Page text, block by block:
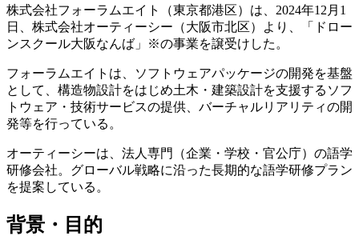
株式会社フォーラムエイト（東京都港区）は、2024年12月1
日、株式会社オーティーシー（大阪市北区）より、「ドロー
ンスクール大阪なんば」※の事業を譲受けした。
フォーラムエイトは、ソフトウェアパッケージの開発を基盤
として、構造物設計をはじめ土木・建築設計を支援するソフ
トウェア・技術サービスの提供、バーチャルリアリティの開
発等を行っている。
オーティーシーは、法人専門（企業・学校・官公庁）の語学
研修会社。グローバル戦略に沿った長期的な語学研修プラン
を提案している。
背景・目的